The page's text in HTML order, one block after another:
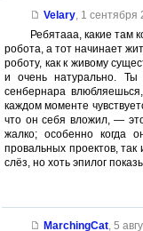
Velary, 1 сентября
Ребятааа, какие там
робота, а тот начинает
роботу, как к живому
и очень натурально.
сенбернара
каждом моменте
что он себя вложил, —
жалко; особенно когда
провальных проектов,
слёз, но хоть эпилог
MarchingCat, 5